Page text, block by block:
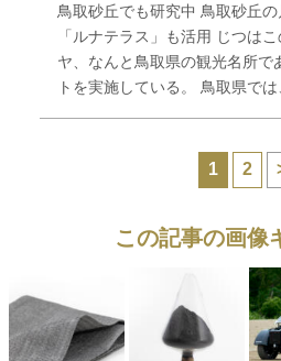
鳥取砂丘でも研究中 鳥取砂丘
「ルナテラス」も活用 じつは
ヤ、なんと鳥取県の観光名所で
トを実施している。 鳥取県で
1 2
この記事の画像